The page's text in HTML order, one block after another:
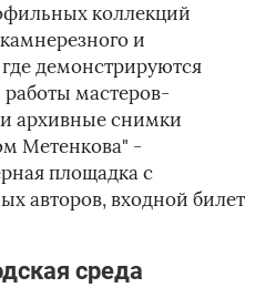
коллекций
и
демонстрируются
мастеров-
архивные снимки
Метенкова" -
площадка с
авторов, входной билет
среда